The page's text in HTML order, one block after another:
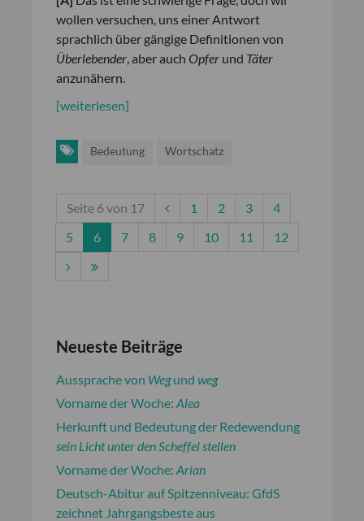
wollen versuchen, uns einer Antwort
sprachlich über gängige Definitionen von
Überlebender , aber auch Opfer und Täter
anzunähern.
[weiterlesen]
Bedeutung Wortschatz
Seite 6 von 17 1 2 3
4
5
6 7 8 9 10 11 12
Neueste Beiträge
Aussprache von Wegund weg
Vorname der Woche: Alea
Herkunft und Bedeutung der Redewendung
sein Licht unter den Scheffel stellen
Vorname der Woche: Arian
Deutsch-Abitur auf Spitzenniveau: GfdS
zeichnet Jahrgangsbeste aus